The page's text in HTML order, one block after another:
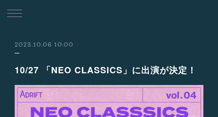
2023.10.06 10:00
10/27 「NEO CLASSICS」に出演が決定！